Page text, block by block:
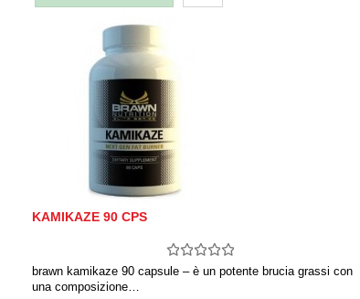
KAMIKAZE 90 CPS
brawn kamikaze 90 capsule – è un potente brucia grassi con
una composizione…